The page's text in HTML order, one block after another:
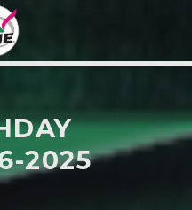
WEB:
2025